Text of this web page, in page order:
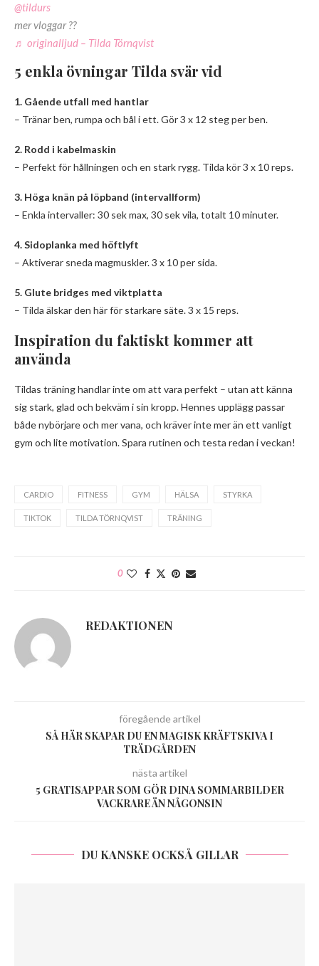
@tildurs
mer vloggar ??
♬ originalljud – Tilda Törnqvist
5 enkla övningar Tilda svär vid
1. Gående utfall med hantlar
– Tränar ben, rumpa och bål i ett. Gör 3 x 12 steg per ben.
2. Rodd i kabelmaskin
– Perfekt för hållningen och en stark rygg. Tilda kör 3 x 10 reps.
3. Höga knän på löpband (intervallform)
– Enkla intervaller: 30 sek max, 30 sek vila, totalt 10 minuter.
4. Sidoplanka med höftlyft
– Aktiverar sneda magmuskler. 3 x 10 per sida.
5. Glute bridges med viktplatta
– Tilda älskar den här för starkare säte. 3 x 15 reps.
Inspiration du faktiskt kommer att
använda
Tildas träning handlar inte om att vara perfekt – utan att känna
sig stark, glad och bekväm i sin kropp. Hennes upplägg passar
både nybörjare och mer vana, och kräver inte mer än ett vanligt
gym och lite motivation. Spara rutinen och testa redan i veckan!
CARDIO FITNESS GYM HÄLSA STYRKA
TIKTOK TILDA TÖRNQVIST TRÄNING
0
REDAKTIONEN
föregående artikel
SÅ HÄR SKAPAR DU EN MAGISK KRÄFTSKIVA I
TRÄDGÅRDEN
nästa artikel
5 GRATISAPPAR SOM GÖR DINA SOMMARBILDER
VACKRARE ÄN NÅGONSIN
DU KANSKE OCKSÅ GILLAR